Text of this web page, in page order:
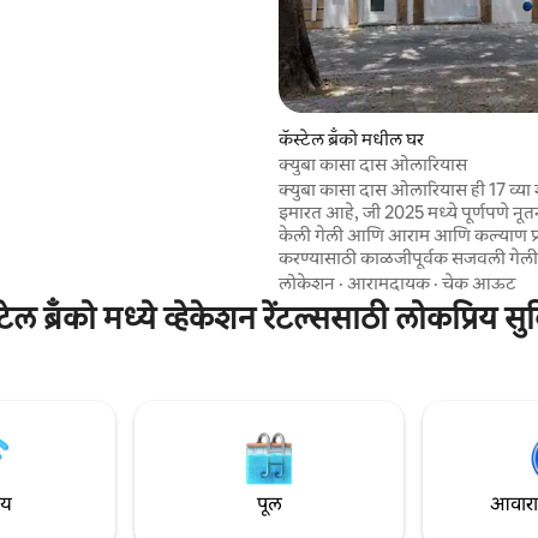
कॅस्टेल ब्रॅंको मधील घर
क्युबा कासा दास ओलारियास
क्युबा कासा दास ओलारियास ही 17
इमारत आहे, जी 2025 मध्ये पूर्णपणे
केली गेली आणि आराम आणि कल्याण
करण्यासाठी काळजीपूर्वक सजवली
प्रवेशद्वारावर आणि त्याच्या चार
बेडरूममध्ये तीन मजले आणि
ॲक्सेससह, हे घर आधुनिकतेच्या
किंवा सायकलने सहजपणे एक्सप्लोर
लोकेशन · आरामदायक·चेक आऊट
ब्रॅंको मध्ये व्हेकेशन रेंटल्ससाठी लोकप्रिय
पूल